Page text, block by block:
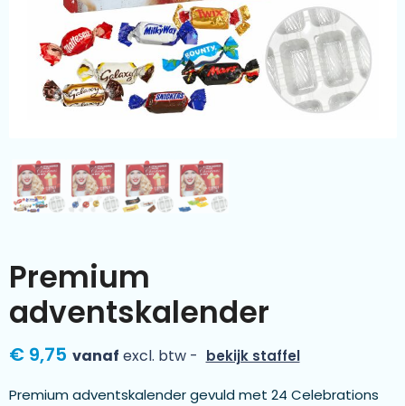
Kleding & textiel
Duurzamere geschenken
Luxe geschenken
Meer categorieën
Zomer
Sinterklaas
Voorjaar
Wijn
Premium
adventskalender
€ 9,75 vanaf excl. btw - bekijk staffel
Premium adventskalender gevuld met 24 Celebrations